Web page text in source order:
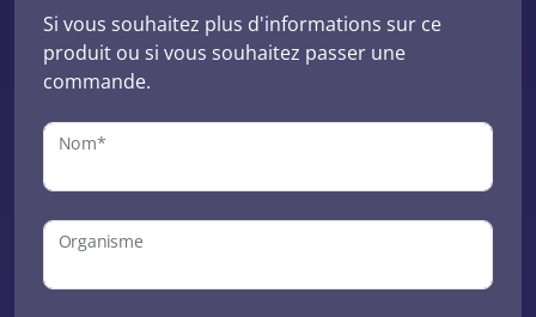
Si vous souhaitez plus d'informations sur ce
produit ou si vous souhaitez passer une
commande.
Nom*
Organisme